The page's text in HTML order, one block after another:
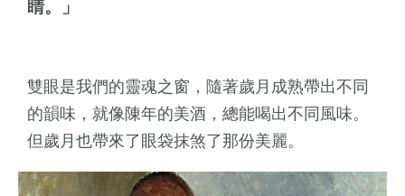
睛。」
雙眼是我們的靈魂之窗，隨著歲月成熟帶出不同
的韻味，就像陳年的美酒，總能喝出不同風味。
但歲月也帶來了眼袋抹煞了那份美麗。